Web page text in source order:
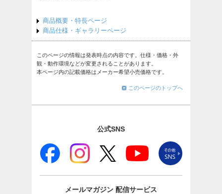
商品概要・特長ページ
商品仕様・ギャラリーページ
このページの情報は発表時点の内容です。仕様・価格・外
観・動作環境などが変更されることがあります。
本ページ内の記載価格はメーカー希望小売価格です。
このページのトップへ
公式SNS
メールマガジン 配信サービス